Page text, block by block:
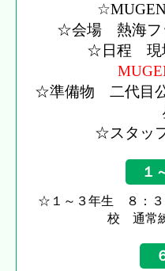
☆会場 熱海フ
☆日程 現
☆準備物 二代目公
☆スタッ
１
☆１～３年生 ８：３
校 通常